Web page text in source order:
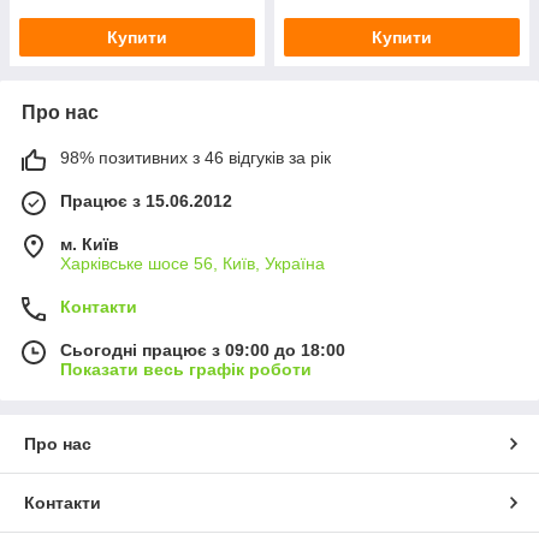
Купити Купити
Про нас
98% позитивних з 46 відгуків за рік
Працює з 15.06.2012
м. Київ
Харківське шосе 56, Київ, Україна
Контакти
Сьогодні працює з 09:00 до 18:00
Показати весь графік роботи
Про нас
Контакти